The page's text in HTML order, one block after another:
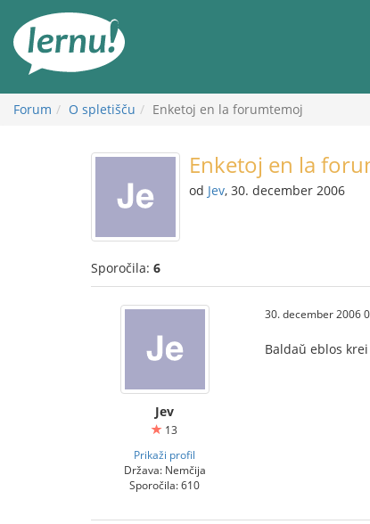
vsebini
Forum O spletišču Enketoj en la forumtemoj
Enketoj en la
od Jev, 30. december 2006
Sporočila: 6
Jev
13
Prikaži profil
Država: Nemčija
Sporočila: 610
30. december 2006
Baldaŭ eblos